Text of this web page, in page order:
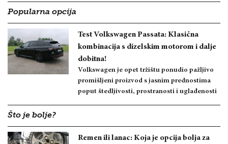
Popularna opcija
Test Volkswagen Passata: Klasična
kombinacija s dizelskim motorom i dalje
dobitna!
Volkswagen je opet tržištu ponudio pažljivo
promišljeni proizvod s jasnim prednostima
poput štedljivosti, prostranosti i uglađenosti
Što je bolje?
Remen ili lanac: Koja je opcija bolja za